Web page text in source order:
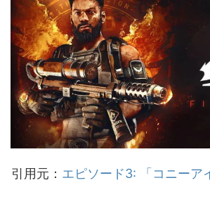
引用元： エピソード3: 「コニーア